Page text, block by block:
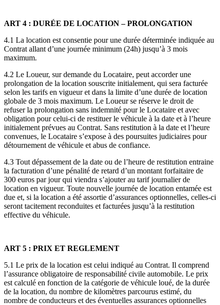
ART 4 : DURÉE DE LOCATION – PROLONGATION
4.1 La location est consentie pour une durée déterminée indiquée au
Contrat allant d’une journée minimum (24h) jusqu’à 3 mois
maximum.
4.2 Le Loueur, sur demande du Locataire, peut accorder une
prolongation de la location souscrite initialement, qui sera facturée
selon les tarifs en vigueur et dans la limite d’une durée de location
globale de 3 mois maximum. Le Loueur se réserve le droit de
refuser la prolongation sans indemnité pour le Locataire et avec
obligation pour celui-ci de restituer le véhicule à la date et à l’heure
initialement prévues au Contrat. Sans restitution à la date et l’heure
convenues, le Locataire s’expose à des poursuites judiciaires pour
détournement de véhicule et abus de confiance.
4.3 Tout dépassement de la date ou de l’heure de restitution entraine
la facturation d’une pénalité de retard d’un montant forfaitaire de
300 euros par jour qui viendra s’ajouter au tarif journalier de
location en vigueur. Toute nouvelle journée de location entamée est
due et, si la location a été assortie d’assurances optionnelles, celles-ci
seront tacitement reconduites et facturées jusqu’à la restitution
effective du véhicule.
ART 5 : PRIX ET REGLEMENT
5.1 Le prix de la location est celui indiqué au Contrat. Il comprend
l’assurance obligatoire de responsabilité civile automobile. Le prix
est calculé en fonction de la catégorie de véhicule loué, de la durée
de la location, du nombre de kilomètres parcourus estimé, du
nombre de conducteurs et des éventuelles assurances optionnelles